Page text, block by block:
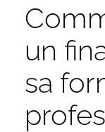
un
sa